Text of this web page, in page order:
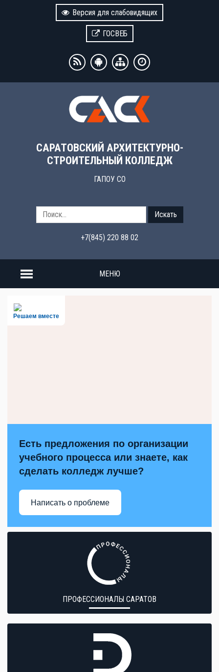
Версия для слабовидящих
ГОСВЕБ
САРАТОВСКИЙ АРХИТЕКТУРНО-
СТРОИТЕЛЬНЫЙ КОЛЛЕДЖ
ГАПОУ СО
Искать
+7(845) 220 88 02
МЕНЮ
Решаем вместе
Есть предложения по организации
учебного процесса или знаете, как
сделать колледж лучше?
Написать о проблеме
ПРОФЕССИОНАЛЫ САРАТОВ